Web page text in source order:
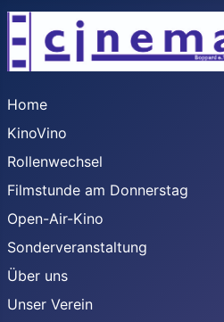
Home
KinoVino
Rollenwechsel
Filmstunde am Donnerstag
Open-Air-Kino
Sonderveranstaltung
Über uns
Unser Verein